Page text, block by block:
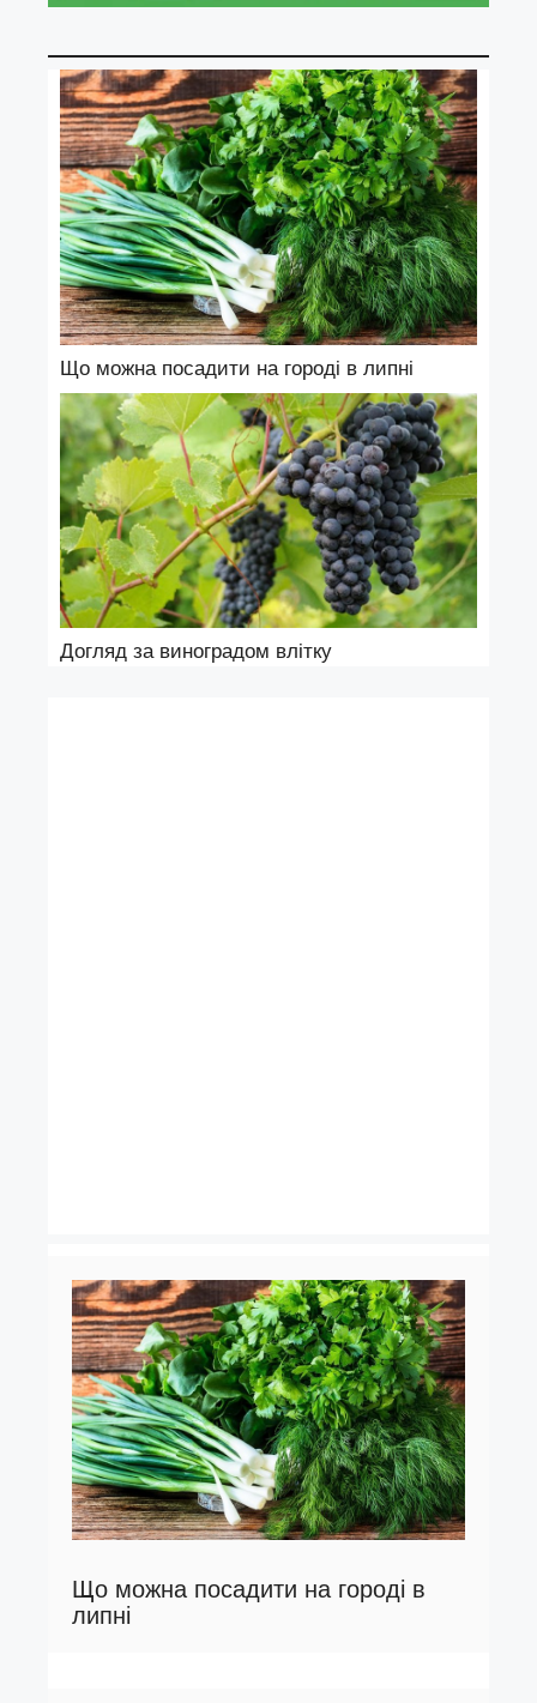
Що можна посадити на городі в липні
Догляд за виноградом влітку
Що можна посадити на городі в
липні